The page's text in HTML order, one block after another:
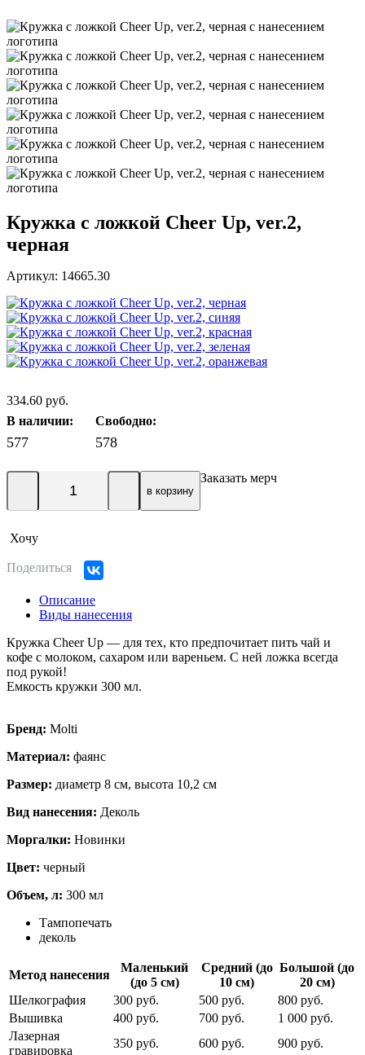
Кружка с ложкой Cheer Up, ver.2,
черная
Артикул: 14665.30
334.60 руб.
В наличии:
577
Свободно:
578
в корзину
Заказать мерч
Хочу
Поделиться
Описание
Виды нанесения
Кружка Cheer Up — для тех, кто предпочитает пить чай и
кофе с молоком, сахаром или вареньем. С ней ложка всегда
под рукой!
Емкость кружки 300 мл.
Бренд: Molti
Материал: фаянс
Размер: диаметр 8 см, высота 10,2 см
Вид нанесения: Деколь
Моргалки: Новинки
Цвет: черный
Объем, л: 300 мл
Тампопечать
деколь
Метод нанесения
Маленький
(до 5 см)
Средний (до
10 см)
Большой (до
20 см)
Шелкография
300 руб. 500 руб.
800 руб.
Вышивка
400 руб. 700 руб.
1 000 руб.
Лазерная
гравировка
350 руб. 600 руб. 900 руб.